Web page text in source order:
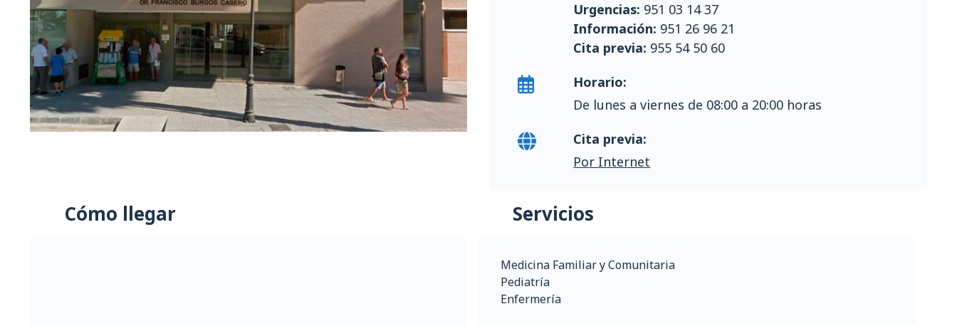
Urgencias: 951 03 14 37
Información: 951 26 96 21
Cita previa: 955 54 50 60
Horario:
De lunes a viernes de 08:00 a 20:00 horas
Cita previa:
Por Internet
Cómo llegar Servicios
Medicina Familiar y Comunitaria
Pediatría
Enfermería